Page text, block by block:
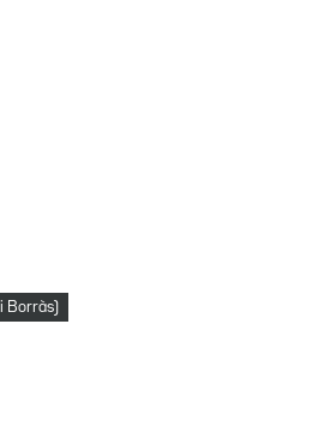
Borràs)